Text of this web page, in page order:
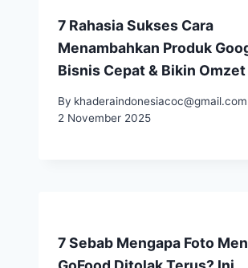
7 Rahasia Sukses Cara
Menambahkan Produk
Bisnis Cepat & Bikin
By khaderaindonesiacoc@gmail.com
2 November 2025
7 Sebab Mengapa Foto